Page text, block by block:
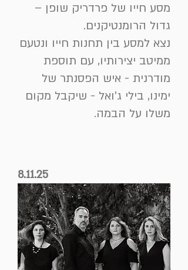
מסע חייו של פרדריק שופן –
גדול הרומנטיקנים.
נצא למסע בין תחנות חייו ונטעם
ממיטב יצירותיו, עם תוספת
מודרנית - איש הפסנתר של
ימינו, בילי ג’ואל - שיקבל מקום
משלו על הבמה.
8.11.25